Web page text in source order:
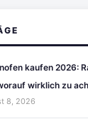
kaufen 2026:
wirklich zu
8, 2026